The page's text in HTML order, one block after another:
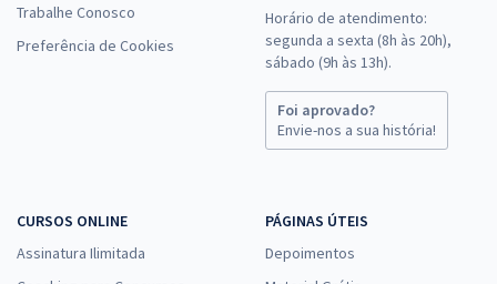
Trabalhe Conosco
Preferência de Cookies
Horário de atendimento:
segunda a sexta (8h às 20h),
sábado (9h às 13h).
Foi aprovado?
Envie-nos a sua história!
CURSOS ONLINE
Assinatura Ilimitada
PÁGINAS ÚTEIS
Depoimentos